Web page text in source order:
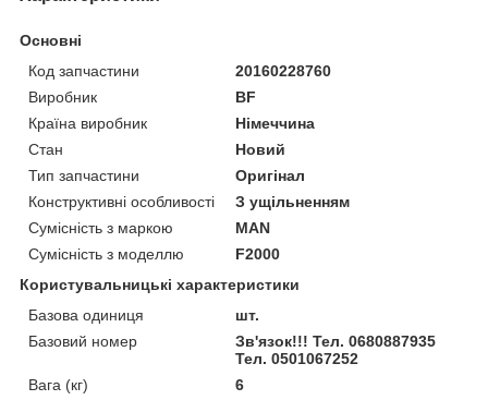
Основні
Код запчастини
20160228760
Виробник
BF
Країна виробник
Німеччина
Стан
Новий
Тип запчастини
Оригінал
Конструктивні особливості
З ущільненням
Сумісність з маркою
MAN
Сумісність з моделлю
F2000
Користувальницькі характеристики
Базова одиниця
шт.
Базовий номер
Зв'язок!!! Тел. 0680887935
Тел. 0501067252
Вага (кг)
6